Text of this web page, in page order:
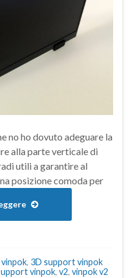
no ho dovuto adeguare la
alla parte verticale di
utili a garantire al
posizione comoda per
, 3D support vinpok
vinpok, v2, vinpok v2